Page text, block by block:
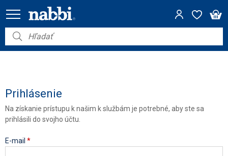
Nábytok
Dom a záhrada
Akcie
Prihlásenie
Na získanie prístupu k našim k službám je potrebné, aby ste sa
prihlásili do svojho účtu.
E-mail *